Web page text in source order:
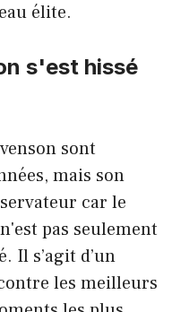
élite.
s'est hissé
sont
mais son
car le
pas seulement
Il s’agit d’un
les meilleurs